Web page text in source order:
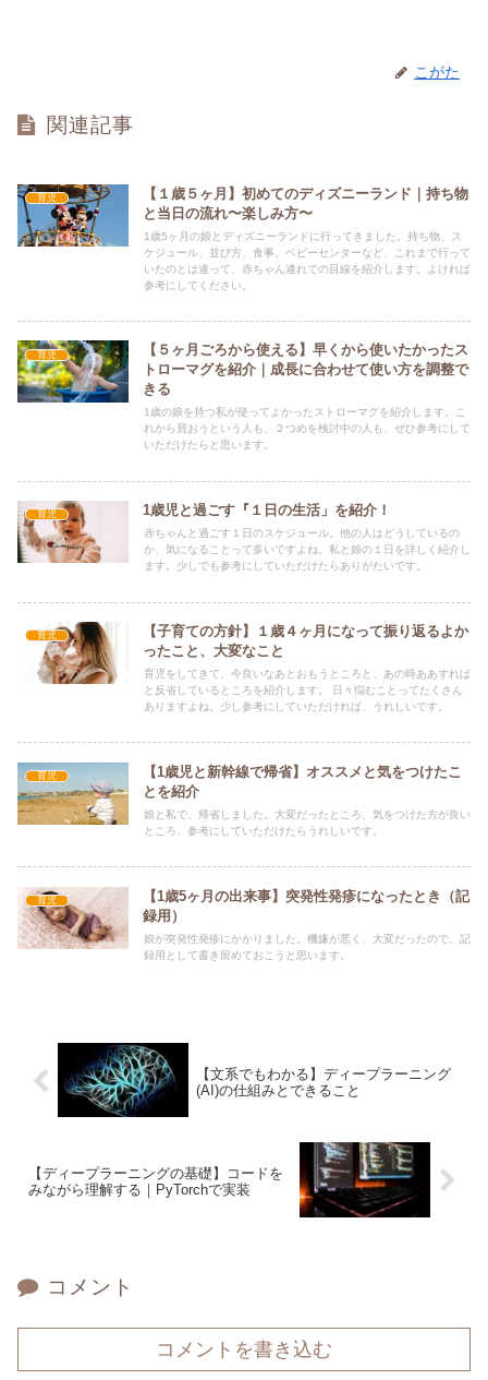
こがた
関連記事
育児
【１歳５ヶ月】初めてのディズニーランド｜持ち物
と当日の流れ〜楽しみ方〜
1歳5ヶ月の娘とディズニーランドに行ってきました。持ち物、ス
ケジュール、並び方、食事、ベビーセンターなど、これまで行って
いたのとは違って、赤ちゃん連れでの目線を紹介します。よければ
参考にしてください。
育児
【５ヶ月ごろから使える】早くから使いたかったス
トローマグを紹介｜成長に合わせて使い方を調整で
きる
1歳の娘を持つ私が使ってよかったストローマグを紹介します。こ
れから買おうという人も、２つめを検討中の人も、ぜひ参考にして
いただけたらと思います。
育児 1歳児と過ごす『１日の生活」を紹介！
赤ちゃんと過ごす１日のスケジュール。他の人はどうしているの
か、気になることって多いですよね。私と娘の１日を詳しく紹介し
ます。少しでも参考にしていただけたらありがたいです。
育児
【子育ての方針】１歳４ヶ月になって振り返るよか
ったこと、大変なこと
育児をしてきて、今良いなあとおもうところと、あの時ああすれば
と反省しているところを紹介します。 日々悩むことってたくさん
ありますよね。少し参考にしていただければ、うれしいです。
育児
【1歳児と新幹線で帰省】オススメと気をつけたこ
とを紹介
娘と私で、帰省しました。大変だったところ、気をつけた方が良い
ところ、参考にしていただけたらうれしいです。
育児
【1歳5ヶ月の出来事】突発性発疹になったとき（記
録用）
娘が突発性発疹にかかりました。機嫌が悪く、大変だったので、記
録用として書き留めておこうと思います。
【文系でもわかる】ディープラーニング
(AI)の仕組みとできること
【ディープラーニングの基礎】コードを
みながら理解する｜PyTorchで実装
コメント
コメントを書き込む